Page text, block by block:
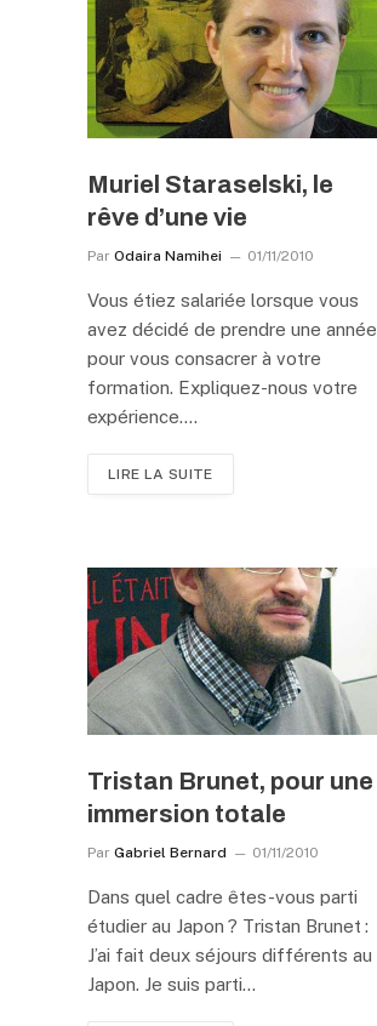
Muriel Staraselski, le
rêve d’une vie
Par Odaira Namihei 01/11/2010
Vous étiez salariée lorsque vous
avez décidé de prendre une année
pour vous consacrer à votre
formation. Expliquez-nous votre
expérience.…
LIRE LA SUITE
Tristan Brunet, pour une
immersion totale
Par Gabriel Bernard 01/11/2010
Dans quel cadre êtes-vous parti
étudier au Japon ? Tristan Brunet :
J’ai fait deux séjours différents au
Japon. Je suis parti…